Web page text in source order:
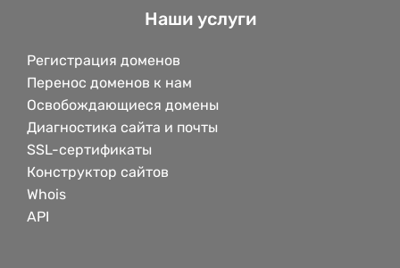
Наши услуги
Регистрация доменов
Перенос доменов к нам
Освобождающиеся домены
Диагностика сайта и почты
SSL-сертификаты
Конструктор сайтов
Whois
API